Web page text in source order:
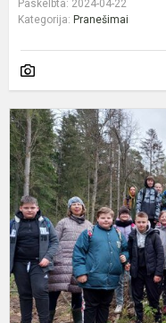
Paskelbta: 2024-04-22
Kategorija: Pranešimai